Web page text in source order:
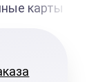
карты
от